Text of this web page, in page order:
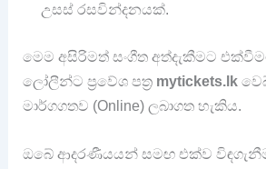
උසස් රසවින්දනයක්.
මෙම අසිරිමත් සංගීත අත්දැකීමට
ලෝලීන්ට ප්‍රවේශ පත්‍ර mytickets.lk
මාර්ගගතව (Online) ලබාගත හැකිය.
ඔබේ ආදරණීයයන් සමඟ එක්ව